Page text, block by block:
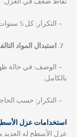
– التكرار: كل 5 سنوات أو عند الحاجة.
استبدال المواد
– الوصف: في حالة
بالكامل.
– التكرار: حسب
استخدامات عزل
عزل الأسطح له العديد